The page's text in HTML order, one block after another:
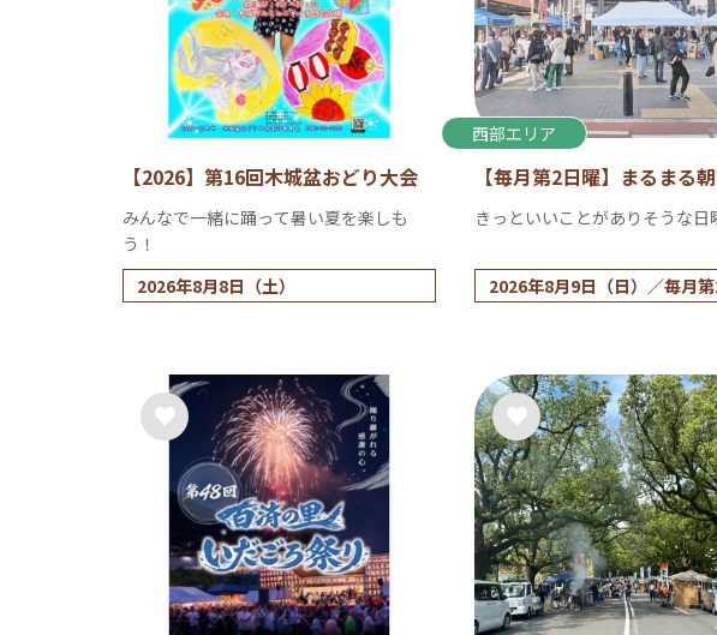
【2026】第16回木城盆おどり大会
みんなで一緒に踊って暑い夏を楽しも
う！
2026年8月8日（土）
西部エリア
【毎月第2日曜】まるまる
きっといいことがありそうな日
2026年8月9日（日）／毎月